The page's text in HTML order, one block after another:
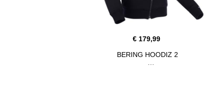
€ 179,99
BERING HOODIZ 2